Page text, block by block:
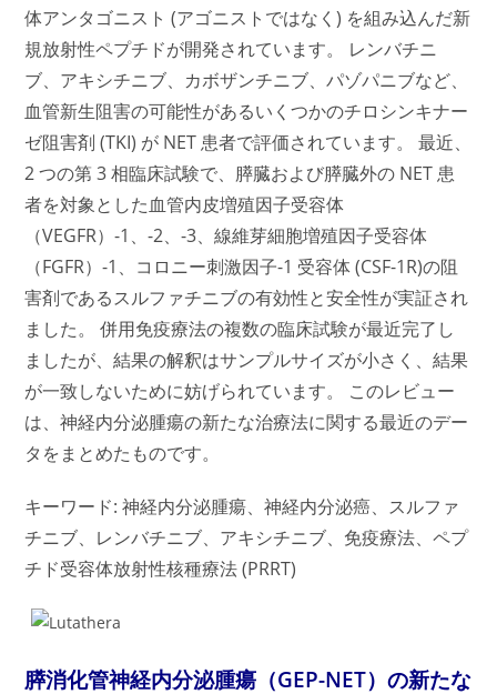
体アンタゴニスト (アゴニストではなく) を組み込んだ新
規放射性ペプチドが開発されています。 レンバチニ
ブ、アキシチニブ、カボザンチニブ、パゾパニブなど、
血管新生阻害の可能性があるいくつかのチロシンキナー
ゼ阻害剤 (TKI) が NET 患者で評価されています。 最近、
2 つの第 3 相臨床試験で、膵臓および膵臓外の NET 患
者を対象とした血管内皮増殖因子受容体
（VEGFR）-1、-2、-3、線維芽細胞増殖因子受容体
（FGFR）-1、コロニー刺激因子-1 受容体 (CSF-1R)の阻
害剤であるスルファチニブの有効性と安全性が実証され
ました。 併用免疫療法の複数の臨床試験が最近完了し
ましたが、結果の解釈はサンプルサイズが小さく、結果
が一致しないために妨げられています。 このレビュー
は、神経内分泌腫瘍の新たな治療法に関する最近のデー
タをまとめたものです。
キーワード: 神経内分泌腫瘍、神経内分泌癌、スルファ
チニブ、レンバチニブ、アキシチニブ、免疫療法、ペプ
チド受容体放射性核種療法 (PRRT)
膵消化管神経内分泌腫瘍（GEP-NET）の新たな